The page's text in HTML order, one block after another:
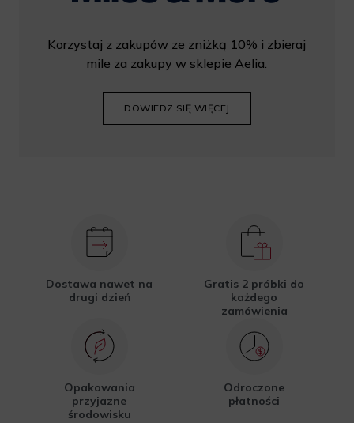
Korzystaj z zakupów ze zniżką 10% i zbieraj
mile za zakupy w sklepie Aelia.
DOWIEDZ SIĘ WIĘCEJ
Dostawa nawet na
drugi dzień
Gratis 2 próbki do
każdego
zamówienia
Opakowania
przyjazne
środowisku
Odroczone
płatności